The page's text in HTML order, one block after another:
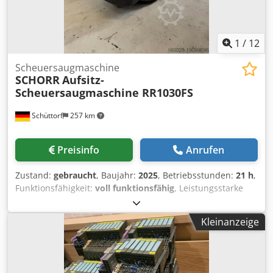
1 / 12
Schüttorf 257 km
Scheuersaugmaschine
SCHORRAufsitz-
Scheuersaugmaschine RR1030FS
Preisinfo Anrufen
Zustand: gebraucht, Baujahr: 2025, Betriebsstunden: 21 h,
Funktionsfähigkeit: voll funktionsfähig, Leistungsstarke
Aufsitz-Scheuersaugmaschinen in Top-Zustand zu
verkaufen! Das Gerät befindet sich in einem sehr
gepflegten Zustand und ist sofort einsatzbereit.
Zustand:Gebraucht, sehr gut Betriebsstunden: 21h
Baujahr: 2025 Chjdpfxewh Ri Es Afija SCHORR
SCHEUERSAUGMASCHINE 24V BODENWISCHER SCHRUBBER
Kleinanzeige